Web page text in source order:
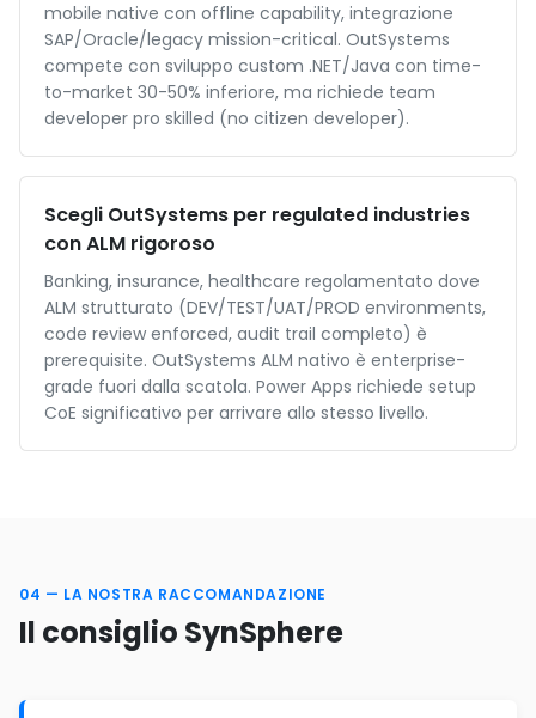
mobile native con offline capability, integrazione
SAP/Oracle/legacy mission-critical. OutSystems
compete con sviluppo custom .NET/Java con time-
to-market 30-50% inferiore, ma richiede team
developer pro skilled (no citizen developer).
Scegli OutSystems per regulated industries
con ALM rigoroso
Banking, insurance, healthcare regolamentato dove
ALM strutturato (DEV/TEST/UAT/PROD environments,
code review enforced, audit trail completo) è
prerequisite. OutSystems ALM nativo è enterprise-
grade fuori dalla scatola. Power Apps richiede setup
CoE significativo per arrivare allo stesso livello.
04 — LA NOSTRA RACCOMANDAZIONE
Il consiglio SynSphere